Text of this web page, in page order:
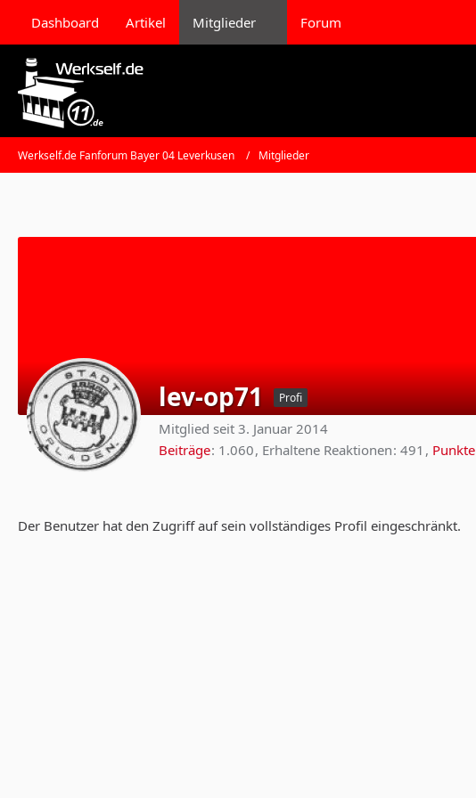
Dashboard Artikel Mitglieder Forum
Werkself.de Fanforum Bayer 04 Leverkusen Mitglieder
lev-op71 Profi
Mitglied seit 3. Januar 2014
Beiträge 1.060 Erhaltene Reaktionen 491 Punkte
Der Benutzer hat den Zugriff auf sein vollständiges Profil eingeschränkt.